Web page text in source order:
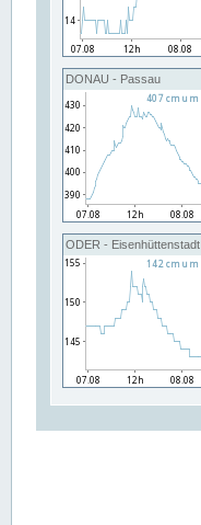
DONAU - Passau
ODER - Eisenhüttenstadt